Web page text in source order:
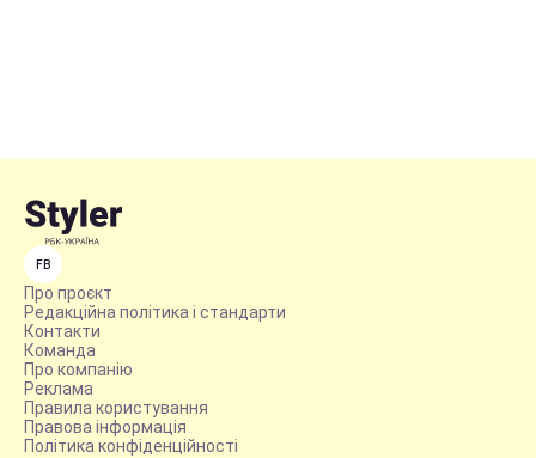
FB
Про проєкт
Редакційна політика і стандарти
Контакти
Команда
Про компанію
Реклама
Правила користування
Правова інформація
Політика конфіденційності